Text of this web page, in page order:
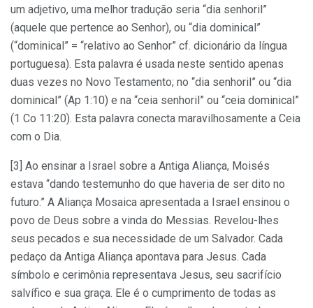
um adjetivo, uma melhor tradução seria “dia senhoril”
(aquele que pertence ao Senhor), ou “dia dominical”
(“dominical” = “relativo ao Senhor” cf. dicionário da língua
portuguesa). Esta palavra é usada neste sentido apenas
duas vezes no Novo Testamento; no “dia senhoril” ou “dia
dominical” (Ap 1:10) e na “ceia senhoril” ou “ceia dominical”
(1 Co 11:20). Esta palavra conecta maravilhosamente a Ceia
com o Dia.
[3] Ao ensinar a Israel sobre a Antiga Aliança, Moisés
estava “dando testemunho do que haveria de ser dito no
futuro.” A Aliança Mosaica apresentada a Israel ensinou o
povo de Deus sobre a vinda do Messias. Revelou-lhes
seus pecados e sua necessidade de um Salvador. Cada
pedaço da Antiga Aliança apontava para Jesus. Cada
símbolo e cerimônia representava Jesus, seu sacrifício
salvífico e sua graça. Ele é o cumprimento de todas as